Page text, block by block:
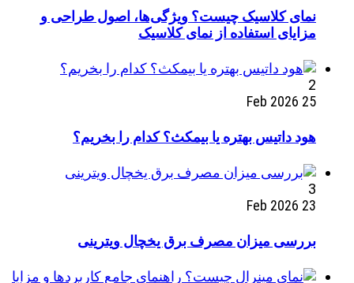
نمای کلاسیک چیست؟ ویژگی‌ها، اصول طراحی و
مزایای استفاده از نمای کلاسیک
2
25 Feb 2026
هود داتیس بهتره یا بیمکث؟ کدام را بخریم؟
3
23 Feb 2026
بررسی میزان مصرف برق یخچال ویترینی